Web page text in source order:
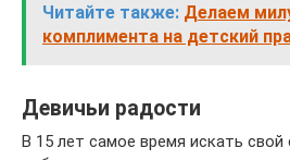
Читайте также: Делаем
комплимента на детский
Девичьи радости
В 15 лет самое время искать свой